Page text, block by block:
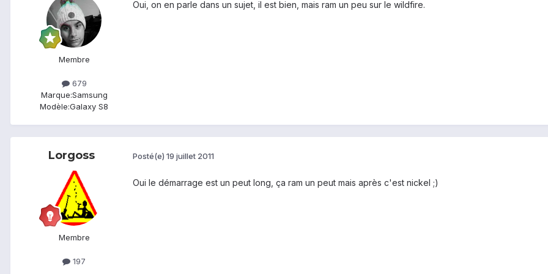
Membre
679
Marque:Samsung
Modèle:Galaxy S8
Oui, on en parle dans un sujet, il est bien, mais ram un peu sur le wildfire.
Lorgoss
Membre
197
Posté(e) 19 juillet 2011
Oui le démarrage est un peut long, ça ram un peut mais après c'est nickel ;)